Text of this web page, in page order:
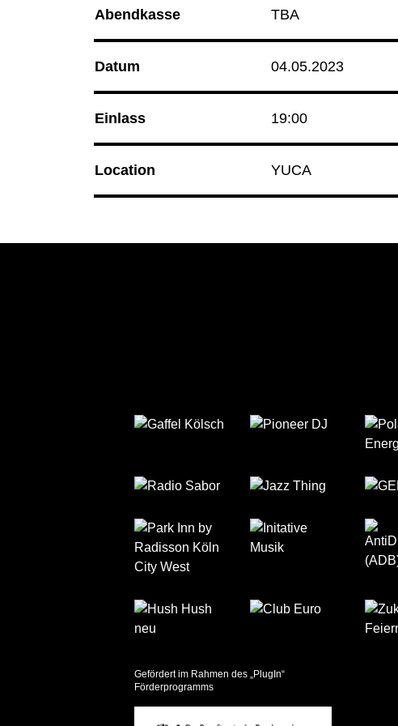
Abendkasse TBA
Datum 04.05.2023
Einlass 19:00
Location YUCA
Korken & Klub - Day Affair
Club Bahnhof Ehrenfeld
Gefördert im Rahmen des „PlugIn“
Förderprogramms